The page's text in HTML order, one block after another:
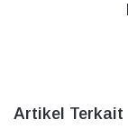
Artikel Terkait